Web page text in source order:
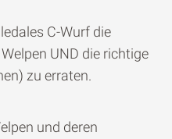
C-Wurf die
UND die richtige
zu erraten.
und deren